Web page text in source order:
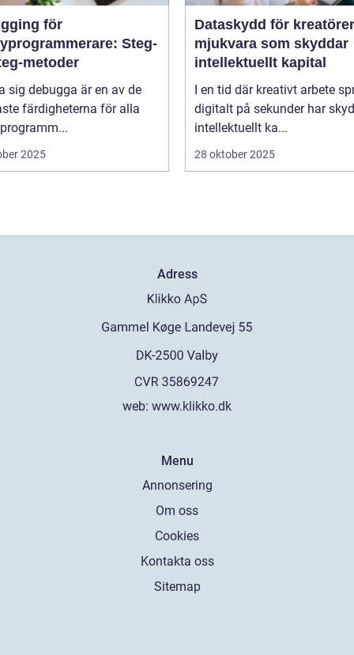
för
Steg-
metoder
sig debugga är en av de
färdigheterna för alla
2025
Dataskydd för
mjukvara som skyddar
intellektuellt kapital
I en tid där kreativt arbete
digitalt på sekunder har
intellektuellt ka...
28 oktober 2025
Adress
web: www.klikko.dk
Menu
Annonsering
Om oss
Cookies
Kontakta oss
Sitemap